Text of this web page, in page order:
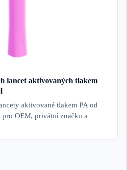
lancet aktivovaných tlakem
aktivované tlakem PA od
pro OEM, privátní značku a